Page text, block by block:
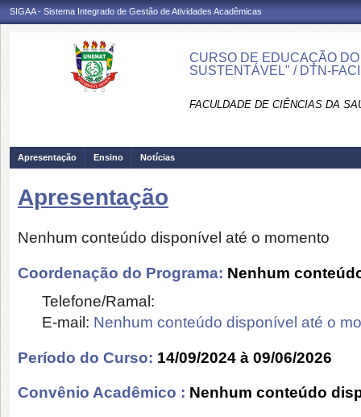
SIGAA - Sistema Integrado de Gestão de Atividades Acadêmicas
CURSO DE EDUCAÇÃO
SUSTENTÁVEL" / DTN-
FACULDADE DE CIÊNCIAS DA
Apresentação Ensino Notícias
Apresentação
Nenhum conteúdo disponível até o momento
Coordenação do Programa: Nenhum
Telefone/Ramal:
E-mail: Nenhum conteúdo disponível até o
Período do Curso: 14/09/2024 à 09/06/2026
Convênio Acadêmico : Nenhum conteúdo